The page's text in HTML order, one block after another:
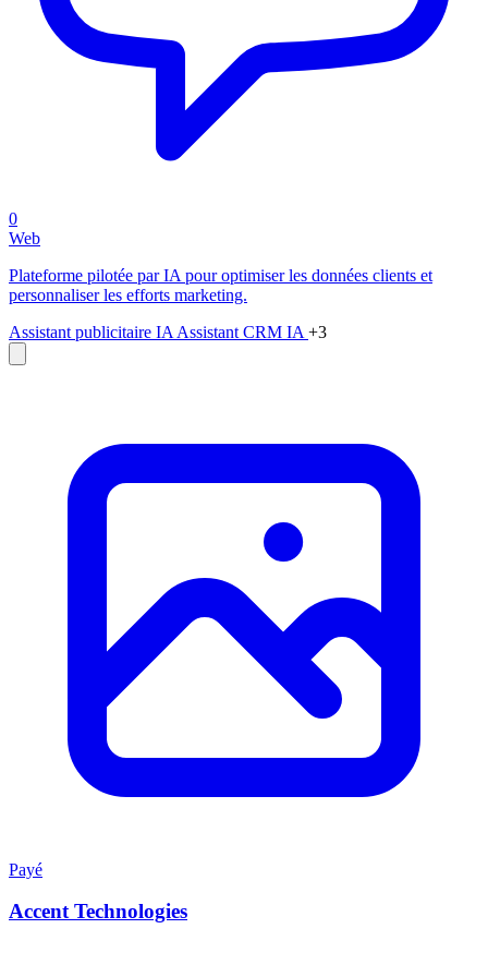
0
Web
Plateforme pilotée par IA pour optimiser les données clients et
personnaliser les efforts marketing.
Assistant publicitaire IA Assistant CRM IA +3
Payé
Accent Technologies